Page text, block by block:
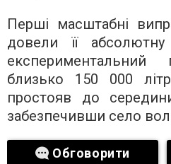
Перші масштабні
довели її
експериментальний
близько 150 000
простояв до
забезпечивши село
Обговорити